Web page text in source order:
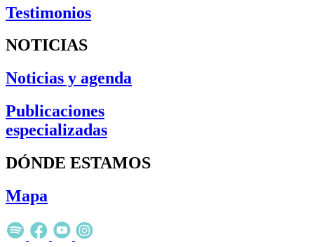
Testimonios
NOTICIAS
Noticias y agenda
Publicaciones
especializadas
DÓNDE ESTAMOS
Mapa